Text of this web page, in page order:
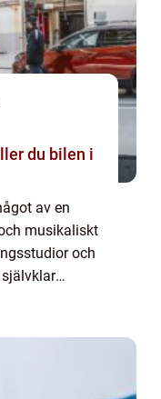
av en
musikaliskt
och